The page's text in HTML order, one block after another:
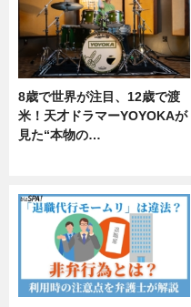
8歳で世界が注目、12歳で渡
米！天才ドラマーYOYOKAが
見た“本物の…